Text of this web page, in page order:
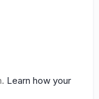
Learn how your